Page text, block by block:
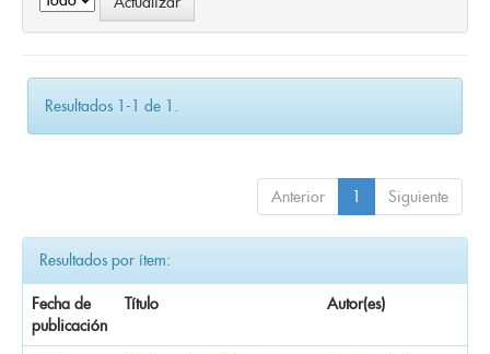
Resultados 1-1 de 1.
Anterior 1 Siguiente
Resultados por ítem:
Fecha de
publicación
Título Autor(es)